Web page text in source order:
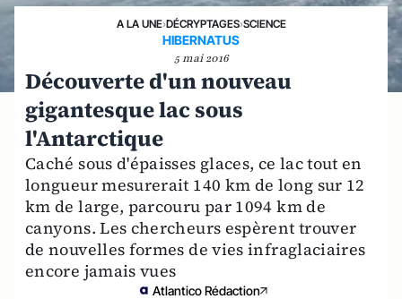
A LA UNE›DÉCRYPTAGES›SCIENCE
HIBERNATUS
5 mai 2016
Découverte d'un nouveau
gigantesque lac sous
l'Antarctique
Caché sous d'épaisses glaces, ce lac tout en
longueur mesurerait 140 km de long sur 12
km de large, parcouru par 1094 km de
canyons. Les chercheurs espèrent trouver
de nouvelles formes de vies infraglaciaires
encore jamais vues
Atlantico Rédaction